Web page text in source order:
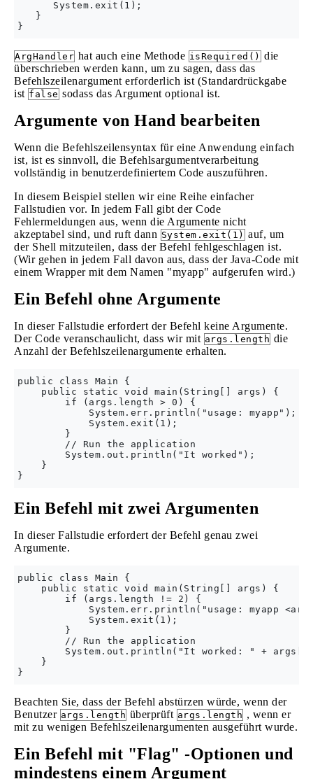
      System.exit(1);
   }
ArgHandler hat auch eine Methode isRequired() die
überschrieben werden kann, um zu sagen, dass das
Befehlszeilenargument erforderlich ist (Standardrückgabe
ist false sodass das Argument optional ist.
Argumente von Hand bearbeiten
Wenn die Befehlszeilensyntax für eine Anwendung einfach
ist, ist es sinnvoll, die Befehlsargumentverarbeitung
vollständig in benutzerdefiniertem Code auszuführen.
In diesem Beispiel stellen wir eine Reihe einfacher
Fallstudien vor. In jedem Fall gibt der Code
Fehlermeldungen aus, wenn die Argumente nicht
akzeptabel sind, und ruft dann System.exit(1) auf, um
der Shell mitzuteilen, dass der Befehl fehlgeschlagen ist.
(Wir gehen in jedem Fall davon aus, dass der Java-Code mit
einem Wrapper mit dem Namen "myapp" aufgerufen wird.)
Ein Befehl ohne Argumente
In dieser Fallstudie erfordert der Befehl keine Argumente.
Der Code veranschaulicht, dass wir mit args.length die
Anzahl der Befehlszeilenargumente erhalten.
public class Main {
    public static void main(String[] args) {
        if (args.length > 0) {
            System.err.println("usage: myapp");
            System.exit(1);
        }
        // Run the application
        System.out.println("It worked");
    }
Ein Befehl mit zwei Argumenten
In dieser Fallstudie erfordert der Befehl genau zwei
Argumente.
public class Main {
    public static void main(String[] args) {
        if (args.length != 2) {
System.err.println("usage: myapp
            System.exit(1);
        }
        // Run the application
System.out.println("It worked: " +
    }
Beachten Sie, dass der Befehl abstürzen würde, wenn der
Benutzer args.length überprüft args.length , wenn er
mit zu wenigen Befehlszeilenargumenten ausgeführt wurde.
Ein Befehl mit "Flag" -Optionen und
mindestens einem Argument